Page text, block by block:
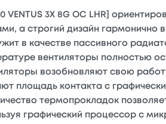
VENTUS 3X 8G OC LHR]
а строгий дизайн
в качестве пассивного
вентиляторы полностью
возобновляют свою
площадь контакта с
термопрокладок
графический процессор с